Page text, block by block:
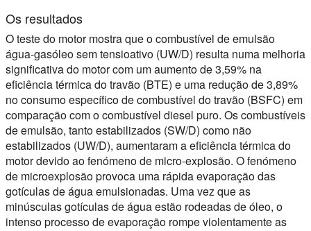
Os resultados
O teste do motor mostra que o combustível de emulsão
água-gasóleo sem tensioativo (UW/D) resulta numa melhoria
significativa do motor com um aumento de 3,59% na
eficiência térmica do travão (BTE) e uma redução de 3,89%
no consumo específico de combustível do travão (BSFC) em
comparação com o combustível diesel puro. Os combustíveis
de emulsão, tanto estabilizados (SW/D) como não
estabilizados (UW/D), aumentaram a eficiência térmica do
motor devido ao fenómeno de micro-explosão. O fenómeno
de microexplosão provoca uma rápida evaporação das
gotículas de água emulsionadas. Uma vez que as
minúsculas gotículas de água estão rodeadas de óleo, o
intenso processo de evaporação rompe violentamente as